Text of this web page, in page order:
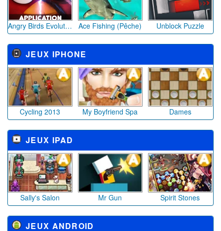
Angry Birds Evolution Ace Fishing (Pêche) Unblock Puzzle
JEUX IPHONE
Cycling 2013 My Boyfriend Spa Dames
JEUX IPAD
Sally's Salon Mr Gun Spirit Stones
JEUX ANDROID